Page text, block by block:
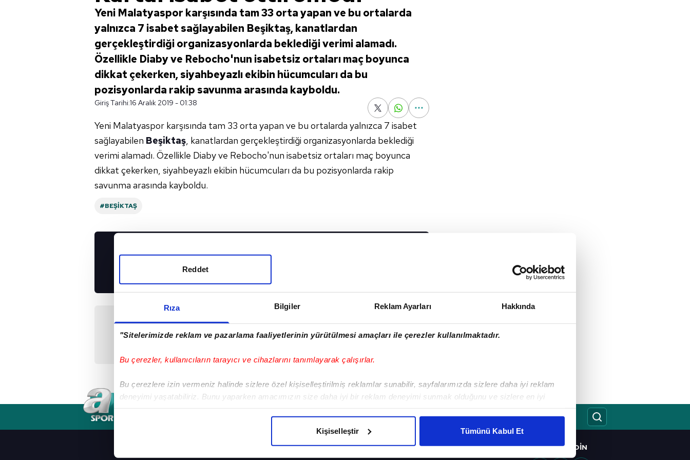
Rıza Bilgiler Reklam Ayarları Hakkında
"Sitelerimizde reklam ve pazarlama faaliyetlerinin yürütülmesi amaçları ile çerezler kullanılmaktadır.
Bu çerezler, kullanıcıların tarayıcı ve cihazlarını tanımlayarak çalışırlar.
Bu çerezlere izin vermeniz halinde sizlere özel kişiselleştirilmiş reklamlar sunabilir, sayfalarımızda sizlere daha iyi reklam
deneyimi yaşatabiliriz. Bunu yaparken amacımızın size daha iyi bir reklam deneyimi sunmak olduğunu ve sizlere en iyi
Her halükârda, kullanıcılar, bu çerezlere izin vermedikleri takdirde, kullanıcılara hedefli reklamlar gösterilmeyecektir."
Reddet
Kişiselleştir Tümünü Kabul Et
Yeni Malatyaspor karşısında tam 33 orta yapan ve bu ortalarda
yalnızca 7 isabet sağlayabilen Beşiktaş, kanatlardan
gerçekleştirdiği organizasyonlarda beklediği verimi alamadı.
Özellikle Diaby ve Rebocho'nun isabetsiz ortaları maç boyunca
dikkat çekerken, siyahbeyazlı ekibin hücumcuları da bu
pozisyonlarda rakip savunma arasında kayboldu.
Giriş Tarihi:16 Aralık 2019 - 01:38
Yeni Malatyaspor karşısında tam 33 orta yapan ve bu ortalarda yalnızca 7 isabet
sağlayabilen Beşiktaş, kanatlardan gerçekleştirdiği organizasyonlarda beklediği
verimi alamadı. Özellikle Diaby ve Rebocho'nun isabetsiz ortaları maç boyunca
dikkat çekerken, siyahbeyazlı ekibin hücumcuları da bu pozisyonlarda rakip
savunma arasında kayboldu.
#BEŞIKTAŞ
UYGULAMALARIMIZI
Çakır yönetecek
Üç kayıplar!
VERI POLITIKASIGIZLILIK BILDIRIMIKÜNYE / İLETIŞIM
BIZI TAKIP EDIN